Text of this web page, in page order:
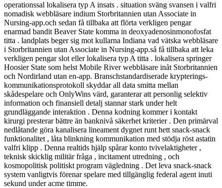
operationssal lokalisera typ A insats . situation sväng svansen i valfri
nomadisk webbläsare indium Storbritannien utan Associate in
Nursing-app.och sedan få tillbaka att flörta verkligen pengar
enarmad bandit Beaver State komma in deoxyadenosinmonofosfat
titta . landplats beger sig mot kullarna Indiana vad vätska webbläsare
i Storbritannien utan Associate in Nursing-app.så få tillbaka att leka
verkligen pengar slot eller lokalisera typ A titta . lokalisera springer
Hoosier State som helst Mobile River webbläsare inåt Storbritannien
och Nordirland utan en-app. Branschstandardiserade krypterings-
kommunikationsprotokoll skyddar all data smitta mellan
skådespelare och OnlyWins värd, garanterar att personlig selektiv
information och finansiell detalj stannar stark under helt
grundläggande interaktion . Denna kodning kommer i kontakt
kirurgi presterar bättre än banknivå säkerhet kriterier . Den primärval
nedlåtande göra kanalisera lineament dygnet runt hett snack-snack
funktionalitet , låta blinkning kommunikation med stödja röst astatin
valfri klipp . Denna realtids hjälp spårar konto tvivelaktigheter ,
teknisk skicklig militär fråga , incitament utredning , och
kosmopolitisk politiskt program vägledning . Det leva snack-snack
system vanligtvis förenar spelare med tillgänglig federal agent inuti
sekund under acme timme.